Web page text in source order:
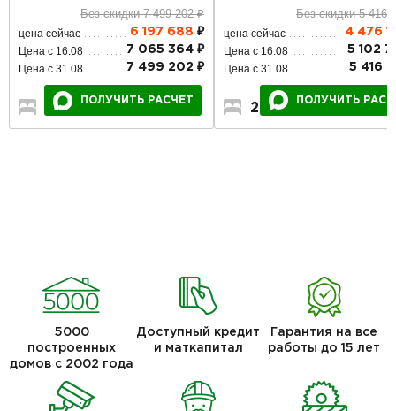
Без скидки 7 499 202 ₽
цена сейчас 6 197 688 ₽
Цена с 16.08 7 065 364 ₽
Цена с 31.08 7 499 202 ₽
5
ПОЛУЧИТЬ РАСЧЕТ
Без скидки 5 416
цена сейчас 4 476
Цена с 16.08 5 102
Цена с 31.08 5 416
2
ПОЛУЧИТЬ
5000
построенных
домов с 2002 года
Доступный кредит
и маткапитал
Гарантия на все
работы до 15 лет